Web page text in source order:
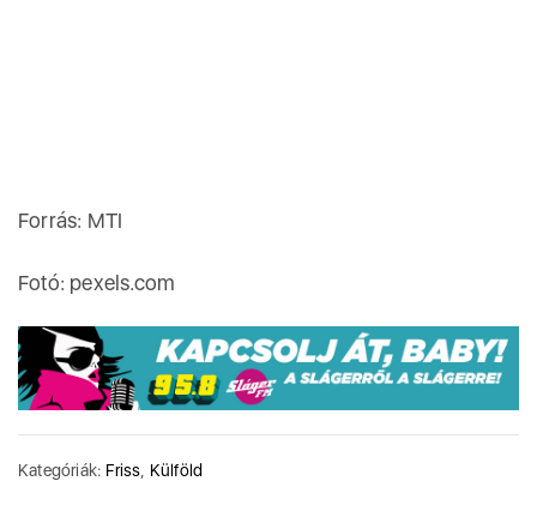
Forrás: MTI
Fotó: pexels.com
Kategóriák: Friss Külföld